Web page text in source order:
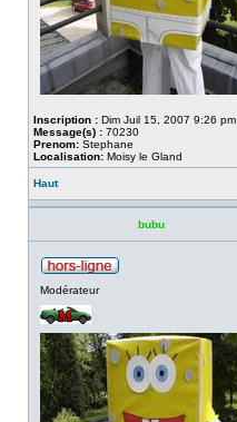
Inscription : Dim Juil 15, 2007 9:26 pm
Message(s) : 70230
Prenom: Stephane
Localisation: Moisy le Gland
Haut
bubu
Modérateur